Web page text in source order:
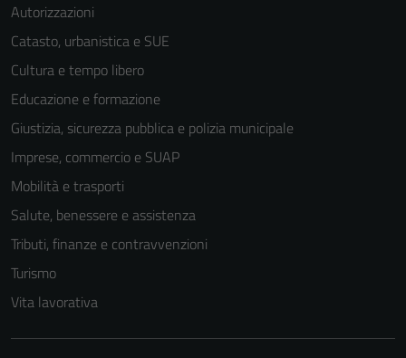
Autorizzazioni
Catasto, urbanistica e SUE
Cultura e tempo libero
Educazione e formazione
Giustizia, sicurezza pubblica e polizia municipale
Imprese, commercio e SUAP
Mobilità e trasporti
Salute, benessere e assistenza
Tributi, finanze e contravvenzioni
Turismo
Vita lavorativa